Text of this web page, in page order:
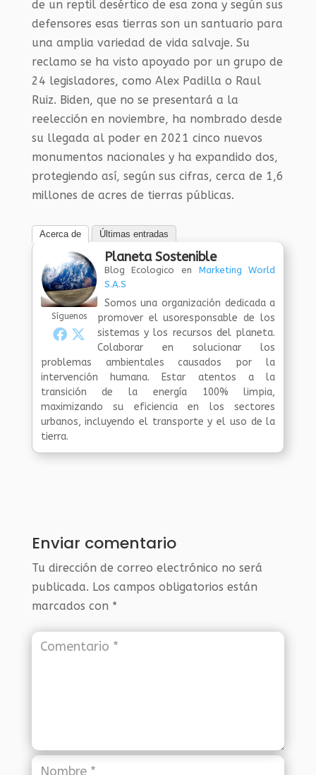
de un reptil desértico de esa zona y según sus
defensores esas tierras son un santuario para
una amplia variedad de vida salvaje. Su
reclamo se ha visto apoyado por un grupo de
24 legisladores, como Alex Padilla o Raul
Ruiz. Biden, que no se presentará a la
reelección en noviembre, ha nombrado desde
su llegada al poder en 2021 cinco nuevos
monumentos nacionales y ha expandido dos,
protegiendo así, según sus cifras, cerca de 1,6
millones de acres de tierras públicas.
Acerca de Últimas entradas
Síguenos
Planeta Sostenible
Blog Ecologico en Marketing World
S.A.S
Somos una organización dedicada a
promover el usoresponsable de los
sistemas y los recursos del planeta.
Colaborar en solucionar los
problemas ambientales causados por la
intervención humana. Estar atentos a la
transición de la energía 100% limpia,
maximizando su eficiencia en los sectores
urbanos, incluyendo el transporte y el uso de la
tierra.
Enviar comentario
Tu dirección de correo electrónico no será
publicada. Los campos obligatorios están
marcados con *